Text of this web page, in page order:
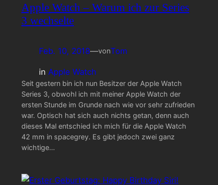
Apple Watch – Warum ich zur Series
3 wechselte
Feb. 10, 2018—vonTom
in Apple Watch
Seit gestern bin ich nun Besitzer der Apple Watch
Series 3, obwohl ich mit meiner Apple Watch der
ersten Stunde im Grunde nach wie vor sehr zufrieden
war. Optisch hat sich auch nichts getan, denn auch
dieses Mal entschied ich mich für die Apple Watch
42 mm in spacegrey. Es gibt jedoch zwei ganz
wichtige…